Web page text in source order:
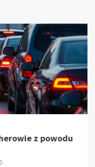
z powodu